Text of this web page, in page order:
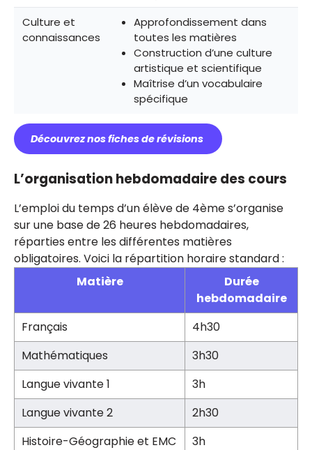
Culture et
connaissances
Approfondissement dans
toutes les matières
Construction d’une culture
artistique et scientifique
Maîtrise d’un vocabulaire
spécifique
Découvrez nos fiches de révisions
L’organisation hebdomadaire des cours
L’emploi du temps d’un élève de 4ème s’organise
sur une base de 26 heures hebdomadaires,
réparties entre les différentes matières
obligatoires. Voici la répartition horaire standard :
Matière
Durée
hebdomadaire
Français
4h30
Mathématiques
3h30
Langue vivante 1
3h
Langue vivante 2
2h30
Histoire-Géographie et EMC
3h